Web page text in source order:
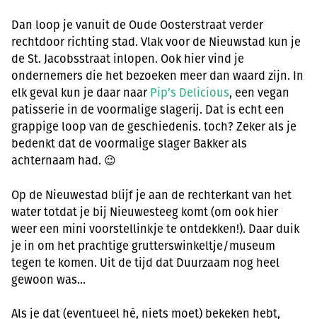
Dan loop je vanuit de Oude Oosterstraat verder
rechtdoor richting stad. Vlak voor de Nieuwstad kun je
de St. Jacobsstraat inlopen. Ook hier vind je
ondernemers die het bezoeken meer dan waard zijn. In
elk geval kun je daar naar Pip’s Delicious, een vegan
patisserie in de voormalige slagerij. Dat is echt een
grappige loop van de geschiedenis. toch? Zeker als je
bedenkt dat de voormalige slager Bakker als
achternaam had. 😉
Op de Nieuwestad blijf je aan de rechterkant van het
water totdat je bij Nieuwesteeg komt (om ook hier
weer een mini voorstellinkje te ontdekken!). Daar duik
je in om het prachtige grutterswinkeltje/museum
tegen te komen. Uit de tijd dat Duurzaam nog heel
gewoon was…
Als je dat (eventueel hè, niets moet) bekeken hebt,